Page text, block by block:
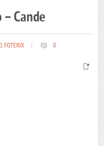
Cande
,FOTERIX 0